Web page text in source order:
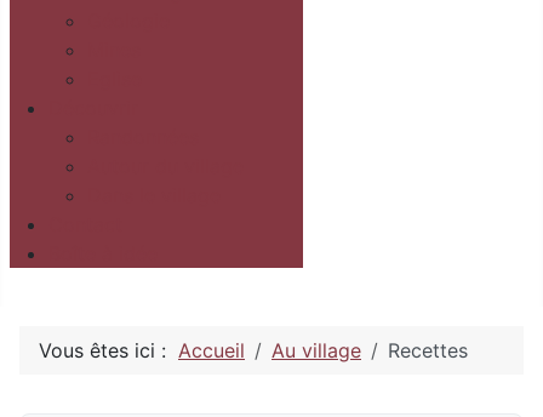
Vous êtes ici : Accueil Au village Recettes